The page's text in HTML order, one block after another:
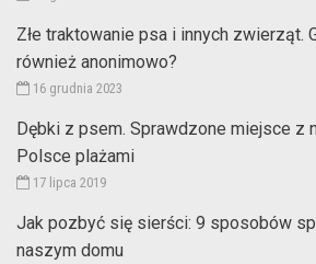
Złe traktowanie psa i innych zwierząt.
również anonimowo?
16 grudnia 2023
Dębki z psem. Sprawdzone miejsce z
Polsce plażami
17 lipca 2019
Jak pozbyć się sierści: 9 sposobów
naszym domu